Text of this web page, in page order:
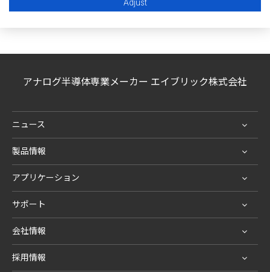
一覧ページに戻る
アナログ半導体専業メーカー エイブリック株式会社
ニュース
製品情報
アプリケーション
サポート
会社情報
採用情報
Adjust